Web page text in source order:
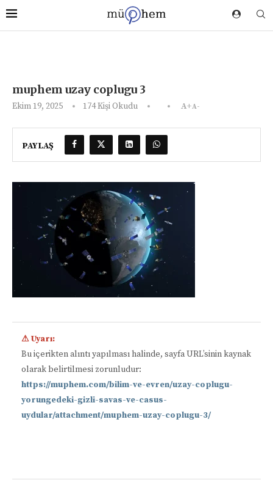
muphem uzay coplugu 3
Ekim 19, 2025 174Kişi Okudu A+A-
PAYLAŞ
⚠ Uyarı:
Bu içerikten alıntı yapılması halinde, sayfa URL’sinin kaynak
olarak belirtilmesi zorunludur:
https://muphem.com/bilim-ve-evren/uzay-coplugu-
yorungedeki-gizli-savas-ve-casus-
uydular/attachment/muphem-uzay-coplugu-3/